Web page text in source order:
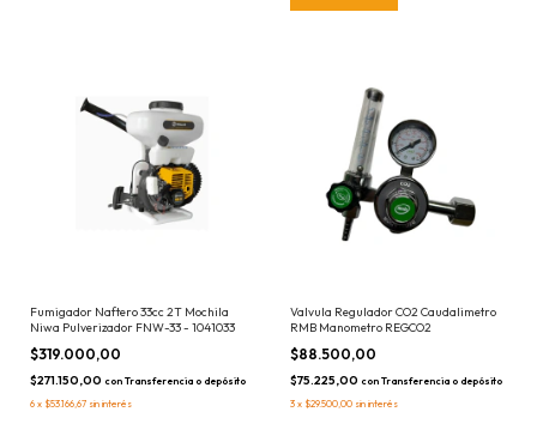
Fumigador Naftero 33cc 2T Mochila
Niwa Pulverizador FNW-33 - 1041033
$319.000,00
$271.150,00 con Transferencia o depósito
6 x $53.166,67 sin interés
Valvula Regulador CO2 Caudalimetro
RMB Manometro REGCO2
$88.500,00
$75.225,00 con Transferencia o depósito
3 x $29.500,00 sin interés